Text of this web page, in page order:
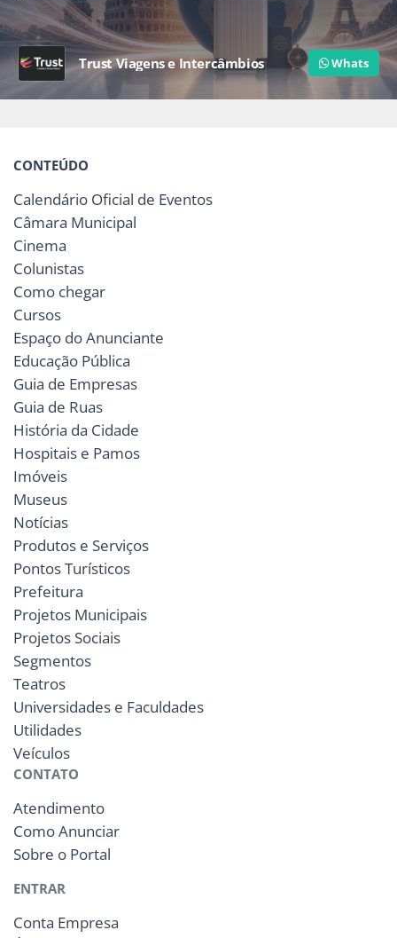
Trust Viagens e Intercâmbios Whats
CONTEÚDO
Calendário Oficial de Eventos
Câmara Municipal
Cinema
Colunistas
Como chegar
Cursos
Espaço do Anunciante
Educação Pública
Guia de Empresas
Guia de Ruas
História da Cidade
Hospitais e Pamos
Imóveis
Museus
Notícias
Produtos e Serviços
Pontos Turísticos
Prefeitura
Projetos Municipais
Projetos Sociais
Segmentos
Teatros
Universidades e Faculdades
Utilidades
Veículos
CONTATO
Atendimento
Como Anunciar
Sobre o Portal
ENTRAR
Conta Empresa